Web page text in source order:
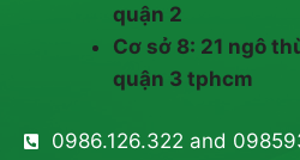
quận 2
Cơ sở 8: 21 ngô
quận 3 tphcm
0986.126.322 and